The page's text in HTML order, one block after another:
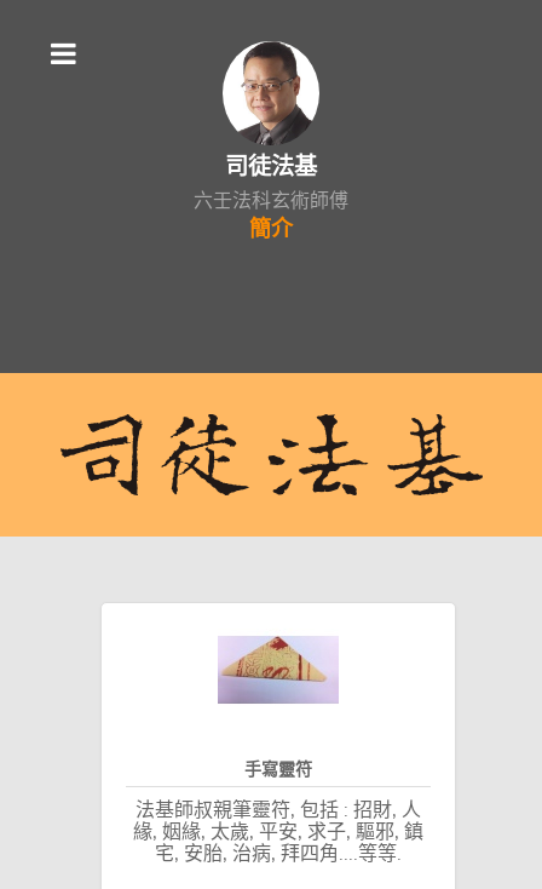
司徒法基
六壬法科玄術師傅
簡介
手寫靈符
法基師叔親筆靈符, 包括 : 招財, 人
緣, 姻緣, 太歲, 平安, 求子, 驅邪, 鎮
宅, 安胎, 治病, 拜四角....等等.